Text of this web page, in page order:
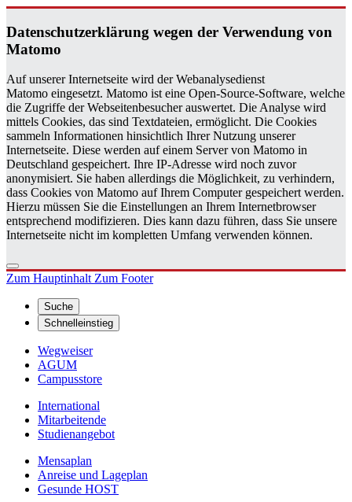
Da­ten­schutz­er­klä­rung wegen der Ver­wen­dung von
Ma­to­mo
Auf unserer Internetseite wird der Webanalysedienst
Matomo eingesetzt. Matomo ist eine Open-Source-Software, welche
die Zugriffe der Webseitenbesucher auswertet. Die Analyse wird
mittels Cookies, das sind Textdateien, ermöglicht. Die Cookies
sammeln Informationen hinsichtlich Ihrer Nutzung unserer
Internetseite. Diese werden auf einem Server von Matomo in
Deutschland gespeichert. Ihre IP-Adresse wird noch zuvor
anonymisiert. Sie haben allerdings die Möglichkeit, zu verhindern,
dass Cookies von Matomo auf Ihrem Computer gespeichert werden.
Hierzu müssen Sie die Einstellungen an Ihrem Internetbrowser
entsprechend modifizieren. Dies kann dazu führen, dass Sie unsere
Internetseite nicht im kompletten Umfang verwenden können.
Zum HauptinhaltZum Footer
Suche
Schnelleinstieg
Wegweiser
AGUM
Campusstore
International
Mitarbeitende
Studienangebot
Mensaplan
Anreise und Lageplan
Gesunde HOST